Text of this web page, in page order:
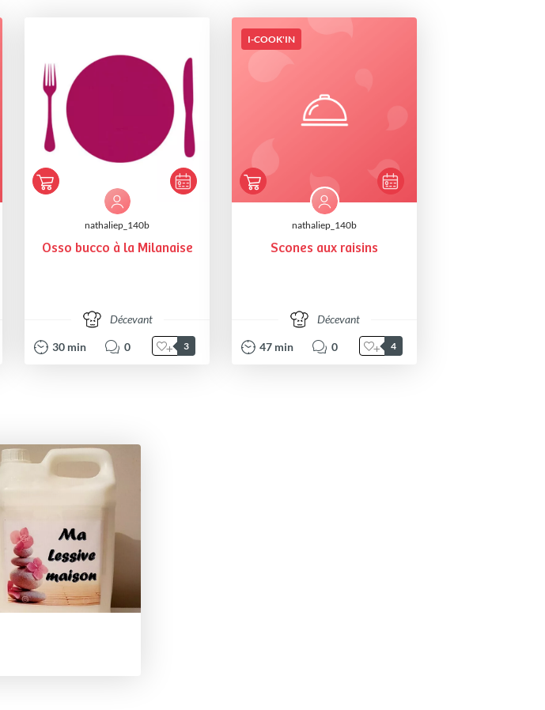
nathaliep_140b
Osso bucco à la Milanaise
Décevant
30 min 0 3
I-COOK'IN
nathaliep_140b
Scones aux raisins
Décevant
47 min 0 4